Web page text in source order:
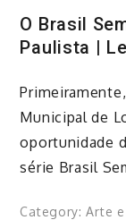
O Brasil
Paulista |
Municipal de
oportunidade
série Brasil
Category:Arte